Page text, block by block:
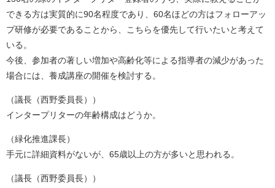
できる方は実質的に90名程度であり、60名ほどの方はフォローアッ
プ研修が必要であることから、こちらを優先して行いたいと考えて
いる。
今後、参加者の著しい増加や高齢化等による指導者の減少があった
場合には、養成講座の開催を検討する。
（議長（西野委員長））
インタープリターの年齢構成はどうか。
（緑化推進課長）
手元に詳細資料がないが、65歳以上の方が多いと思われる。
（議長（西野委員長））